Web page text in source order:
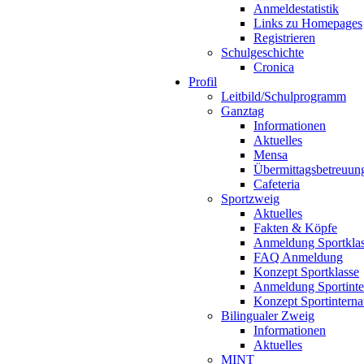
Anmeldestatistik
Links zu Homepages
Registrieren
Schulgeschichte
Cronica
Profil
Leitbild/Schulprogramm
Ganztag
Informationen
Aktuelles
Mensa
Cafeteria
Sportzweig
Aktuelles
Fakten & Köpfe
Anmeldung
FAQ Anmeldung
Konzept Sportklasse
Anmeldung
Konzept
Bilingualer Zweig
Informationen
Aktuelles
MINT